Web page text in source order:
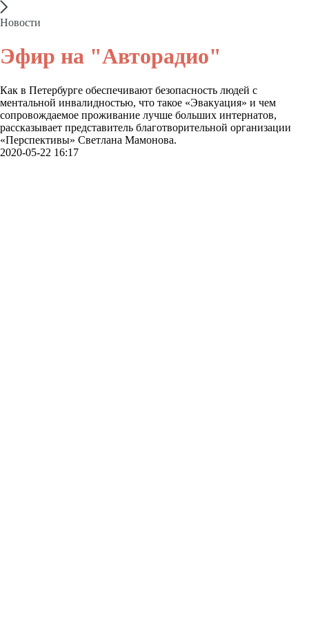
Новости
Эфир на "Авторадио"
Как в Петербурге обеспечивают безопасность людей с
ментальной инвалидностью, что такое «Эвакуация» и чем
сопровождаемое проживание лучше больших интернатов,
рассказывает представитель благотворительной организации
«Перспективы» Светлана Мамонова.
2020-05-22 16:17